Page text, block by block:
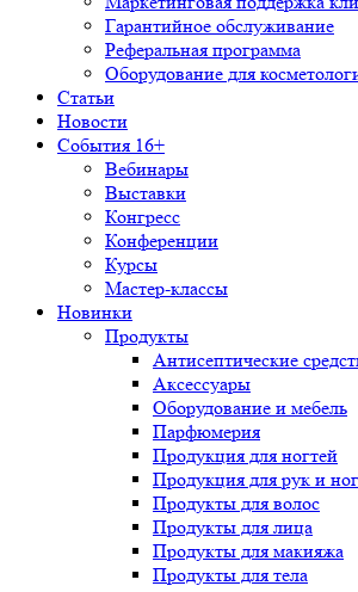
Гарантийное обслуживание
Реферальная программа
Оборудование для
Статьи
Новости
События 16+
Вебинары
Выставки
Конгресс
Конференции
Курсы
Мастер-классы
Новинки
Продукты
Антисептические
Аксессуары
Оборудование и мебель
Парфюмерия
Продукция для ногтей
Продукция для рук и ног
Продукты для волос
Продукты для лица
Продукты для макияжа
Продукты для тела